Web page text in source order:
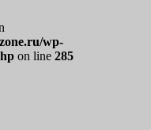
wp-
on line 285